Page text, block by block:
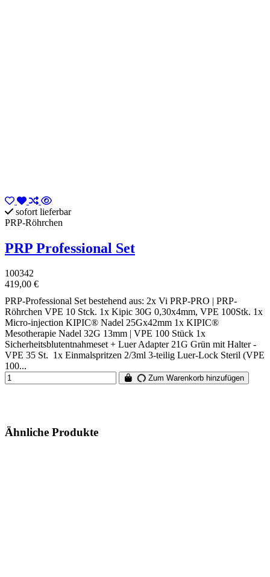
sofort lieferbar
PRP-Röhrchen
PRP Professional Set
100342
419,00 €
PRP-Professional Set bestehend aus: 2x Vi PRP-PRO | PRP-
Röhrchen VPE 10 Stck. 1x Kipic 30G 0,30x4mm, VPE 100Stk. 1x
Micro-injection KIPIC® Nadel 25Gx42mm 1x KIPIC®
Mesotherapie Nadel 32G 13mm | VPE 100 Stück 1x
Sicherheitsblutentnahmeset + Luer Adapter 21G Grün mit Halter -
VPE 35 St. 1x Einmalspritzen 2/3ml 3-teilig Luer-Lock Steril (VPE
100...
Zum Warenkorb hinzufügen
Ähnliche Produkte